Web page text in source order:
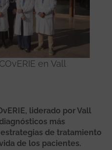
en Vall
liderado por Vall
más
de tratamiento
de los pacientes.